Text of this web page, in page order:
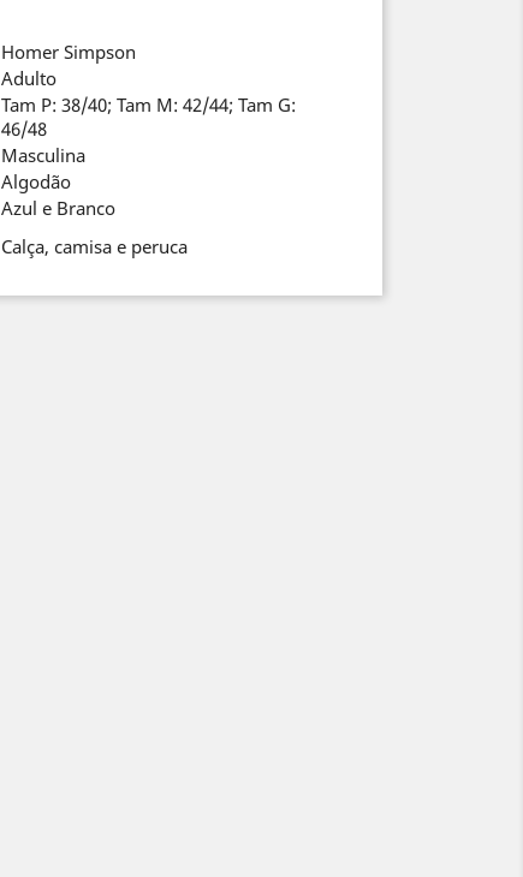
Homer Simpson
Adulto
Tam P: 38/40; Tam M: 42/44; Tam G:
46/48
Masculina
Algodão
Azul e Branco
Calça, camisa e peruca